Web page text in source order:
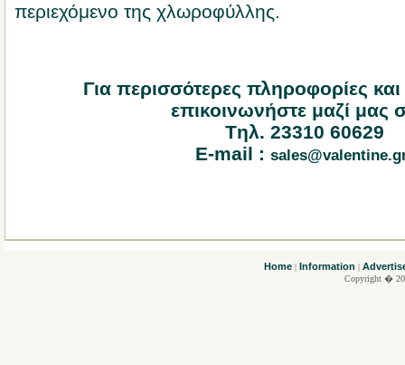
περιεχόμενο της χλωροφύλλης.
Για περισσότερες πληροφορίες
επικοινωνήστε μαζί μας
Tηλ. 23310 60629
E-mail :
Home| Information |
Copyright �